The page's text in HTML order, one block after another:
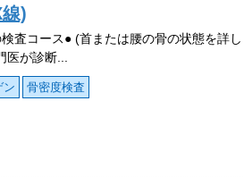
)
査コース● (首または腰の骨の状態を詳し
が診断...
ン 骨密度検査